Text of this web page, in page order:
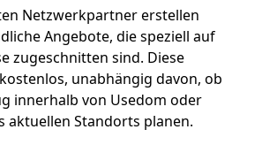
Netzwerkpartner erstellen
Angebote, die speziell auf
zugeschnitten sind. Diese
unabhängig davon, ob
innerhalb von Usedom oder
aktuellen Standorts planen.